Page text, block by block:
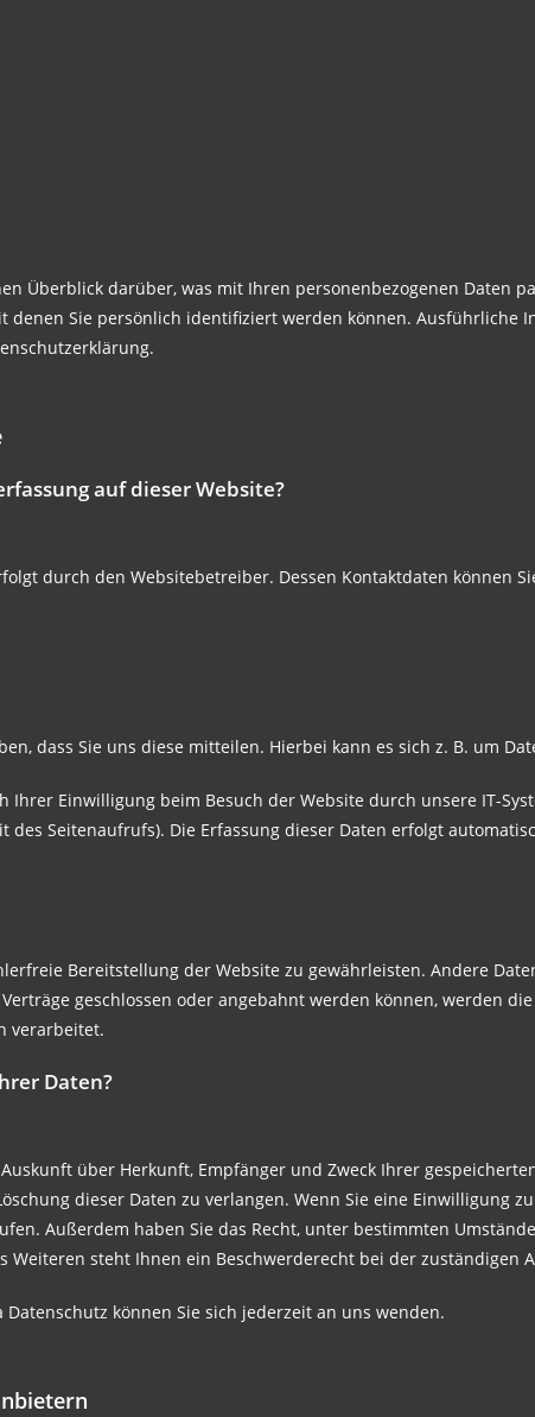
Überblick darüber, was mit Ihren personenbezogenen Daten
denen Sie persönlich identifiziert werden können. Ausführliche
auf dieser Website?
durch den Websitebetreiber. Dessen Kontaktdaten können
dass Sie uns diese mitteilen. Hierbei kann es sich z. B. um
Einwilligung beim Besuch der Website durch unsere IT-
Seitenaufrufs). Die Erfassung dieser Daten erfolgt
Bereitstellung der Website zu gewährleisten. Andere
geschlossen oder angebahnt werden können, werden
verarbeitet.
Daten?
über Herkunft, Empfänger und Zweck Ihrer
dieser Daten zu verlangen. Wenn Sie eine Einwilligung
Außerdem haben Sie das Recht, unter bestimmten
Weiteren steht Ihnen ein Beschwerderecht bei der zuständigen
können Sie sich jederzeit an uns wenden.